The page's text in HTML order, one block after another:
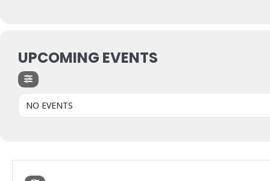
UPCOMING EVENTS
NO EVENTS